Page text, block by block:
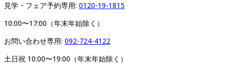
見学・フェア予約専用: 0120-19-1815
10:00〜17:00（年末年始除く）
お問い合わせ専用: 092-724-4122
土日祝 10:00〜19:00（年末年始除く）